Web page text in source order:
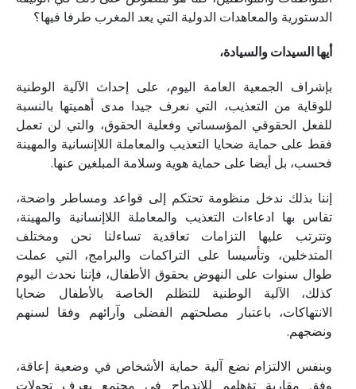
الدستورية والمعاهدات الدولية التي يعد المغرب طرفا فيها؟
أيها السيدات والسيادة،
بإشراف الجمعية العامة اليوم، على إحداث الآلية الوطنية
للوقاية من التعذيب، التي نعرف جيدا مدى أهميتها بالنسبة
للفعل الحقوقي المؤسساتي وفعلية الحقوق، والتي لن تعمل
فقط على حماية ضحايا التعذيب والمعاملة اللاإنسانية والمهينة
فحسب، بل أيضا على حماية هوية وسلامة المبلغين عنها.
إننا بذلك ندخل منظومة تحتكم إلى قواعد ومساطر واضحة،
تقاس بها ادعاءات التعذيب والمعاملة اللاإنسانية والمهينة،
وتترتب عليها التزامات تعاقدية تساءلنا نحن ومختلف
المتدخلين، وتأسيسا على التراكمات والبرامج، التي عملت
طوال سنوات على النهوض بحقوق الأطفال، فإننا نحدث اليوم
كذلك، الآلية الوطنية للتظلم الخاصة بالأطفال ضحايا
الانتهاكات، باعتبار مصلحتهم الفضلى وآرائهم وفقا لسنهم
ونضجهم.
وبنفس الالتزام نضع آلية حماية الأشخاص في وضعية إعاقة،